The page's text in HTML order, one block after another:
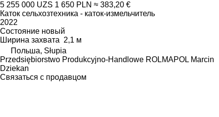
5 255 000 UZS 1 650 PLN ≈ 383,20 €
Каток сельхозтехника - каток-измельчитель
2022
Состояние новый
Ширина захвата 2,1 м
Польша, Słupia
Przedsiębiorstwo Produkcyjno-Handlowe ROLMAPOL Marcin
Dziekan
Связаться с продавцом